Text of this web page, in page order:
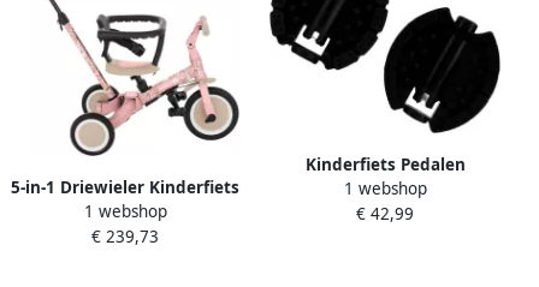
en achterkant Koppelsensor
Max 180kg Belasting –
Zwart
5-in-1 Driewieler Kinderfiets
Babyfiets Kind
Ontwikkeling
1 webshop
€ 239,73
Kinderfiets Pedalen
Driewieler Pedaal Veilige Rit
Universele Pasvorm 2 stuks
1 webshop
€ 42,99